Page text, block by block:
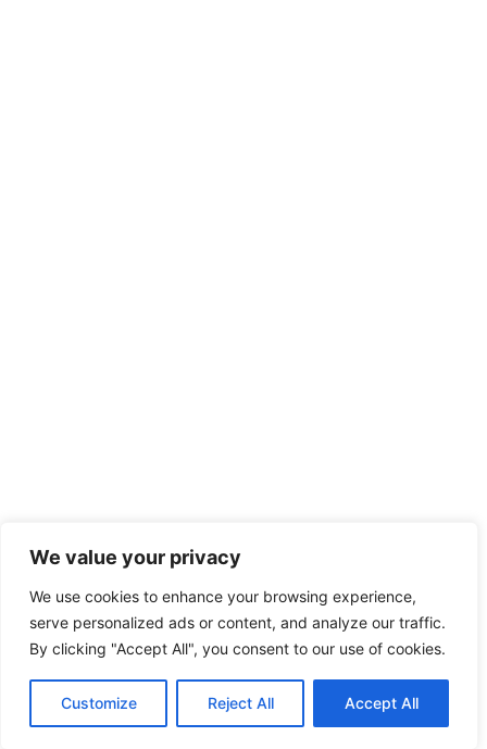
We value your privacy
We use cookies to enhance your browsing experience,
serve personalized ads or content, and analyze our traffic.
By clicking "Accept All", you consent to our use of cookies.
Customize Reject All Accept All